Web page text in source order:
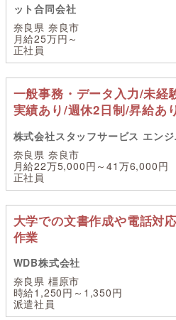
ット合同会社
奈良県 奈良市
月給25万円～
正社員
一般事務・データ入力/未経
実績あり/週休2日制/昇給あ
株式会社スタッフサービス エン
奈良県 奈良市
月給22万5,000円～41万6,000円
正社員
大学での文書作成や電話対
作業
WDB株式会社
奈良県 橿原市
時給1,250円～1,350円
派遣社員